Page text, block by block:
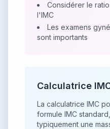
Considérer le
l'IMC
Les examens
sont importants
Calculatrice
La calculatrice IMC
formule IMC
typiquement une